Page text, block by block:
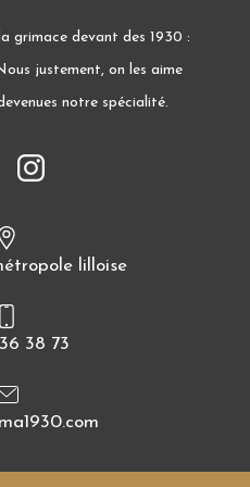
grimace devant des 1930 :
justement, on les aime
notre spécialité.
lilloise
38 73